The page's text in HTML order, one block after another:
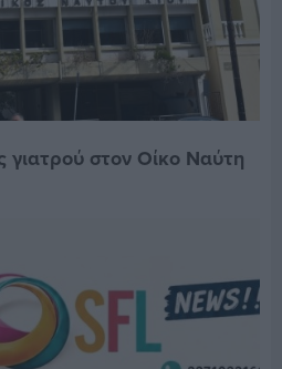
γιατρού στον Οίκο Ναύτη